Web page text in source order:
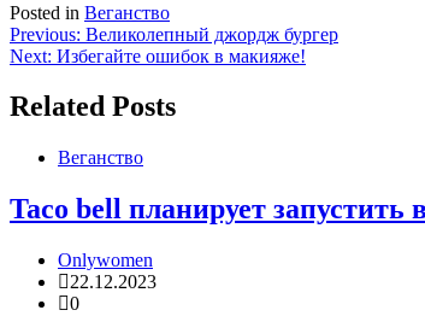
Posted in Веганство
Навигация
по
записям
Previous: Великолепный джордж бургер
Next: Избегайте ошибок в макияже!
Related Posts
Веганство
Taco bell планирует запустить
Onlywomen
22.12.2023
0